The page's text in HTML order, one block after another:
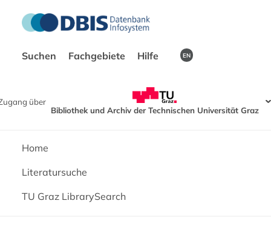
Suchen Fachgebiete Hilfe EN
über
Bibliothek und Archiv der Technischen Universität Graz
Home
Literatursuche
TU Graz LibrarySearch